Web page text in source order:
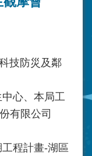
技防災及鄰
心、本局工
有限公司
程計畫-湖區